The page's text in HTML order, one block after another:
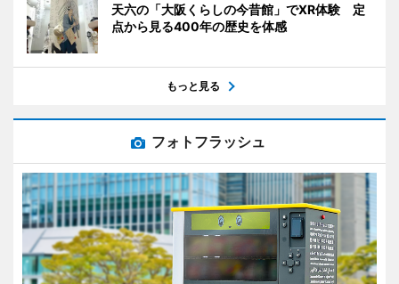
天六の「大阪くらしの今昔館」でXR体験 定
点から見る400年の歴史を体感
もっと見る
フォトフラッシュ